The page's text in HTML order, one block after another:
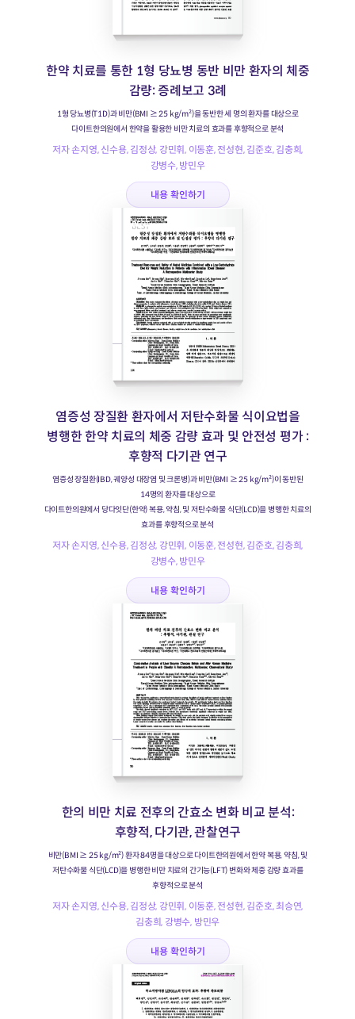
한약 치료를 통한 1형 당뇨병 동반 비만 환자의 체중
감량: 증례보고 3례
1형 당뇨병(T1D)과 비만(BMI ≥ 25 kg/m²)을 동반한 세 명의 환자를 대상으로
다이트한의원에서 한약을 활용한 비만 치료의 효과를 후향적으로 분석
저자 손지영, 신수용, 김정상, 강민휘, 이동훈, 전성현, 김준호, 김충희,
강병수, 방민우
내용 확인하기
염증성 장질환 환자에서 저탄수화물 식이요법을
병행한 한약 치료의 체중 감량 효과 및 안전성 평가 :
후향적 다기관 연구
염증성 장질환(IBD, 궤양성 대장염 및 크론병)과 비만(BMI ≥ 25 kg/m²)이 동반된
14명의 환자를 대상으로
다이트한의원에서 당다잇단(한약) 복용, 약침, 및 저탄수화물 식단(LCD)을 병행한 치료의
효과를 후향적으로 분석
저자 손지영, 신수용, 김정상, 강민휘, 이동훈, 전성현, 김준호, 김충희,
강병수, 방민우
내용 확인하기
한의 비만 치료 전후의 간효소 변화 비교 분석:
후향적, 다기관, 관찰연구
비만(BMI ≥ 25 kg/m²) 환자 84명을 대상으로 다이트한의원에서 한약 복용, 약침, 및
저탄수화물 식단(LCD)을 병행한 비만 치료의 간기능(LFT) 변화와 체중 감량 효과를
후향적으로 분석
저자 손지영, 신수용, 김정상, 강민휘, 이동훈, 전성현, 김준호, 최승연,
김충희, 강병수, 방민우
내용 확인하기